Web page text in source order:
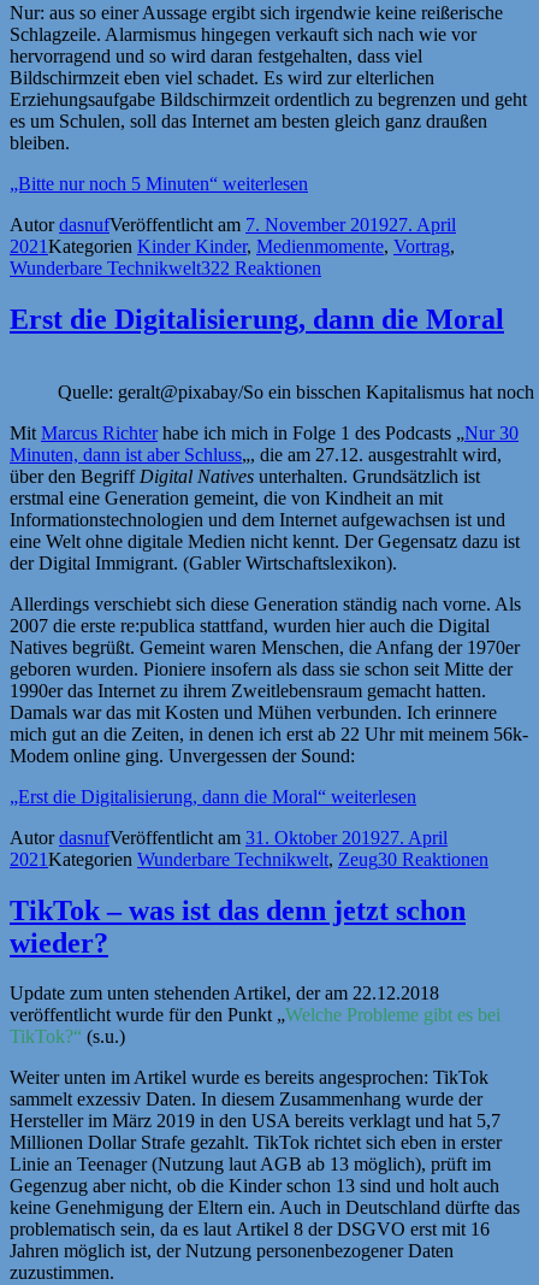
Nur: aus so einer Aussage ergibt sich irgendwie keine reißerische
Schlagzeile. Alarmismus hingegen verkauft sich nach wie vor
hervorragend und so wird daran festgehalten, dass viel
Bildschirmzeit eben viel schadet. Es wird zur elterlichen
Erziehungsaufgabe Bildschirmzeit ordentlich zu begrenzen und geht
es um Schulen, soll das Internet am besten gleich ganz draußen
bleiben.
„Bitte nur noch 5 Minuten“ weiterlesen
AutordasnufVeröffentlicht am 7. November 201927. April
2021Kategorien Kinder Kinder, Medienmomente, Vortrag,
Wunderbare Technikwelt322 Reaktionen
Erst die Digitalisierung, dann die Moral
Quelle: geralt@pixabay/So ein bisschen Kapitalismus hat noch
Mit Marcus Richterhabe ich mich in Folge 1 des Podcasts „Nur 30
Minuten, dann ist aber Schluss„, die am 27.12. ausgestrahlt wird,
über den Begriff Digital Natives unterhalten. Grundsätzlich ist
erstmal eine Generation gemeint, die von Kindheit an mit
Informationstechnologien und dem Internet aufgewachsen ist und
eine Welt ohne digitale Medien nicht kennt. Der Gegensatz dazu ist
der Digital Immigrant. (Gabler Wirtschaftslexikon).
Allerdings verschiebt sich diese Generation ständig nach vorne. Als
2007 die erste re:publica stattfand, wurden hier auch die Digital
Natives begrüßt. Gemeint waren Menschen, die Anfang der 1970er
geboren wurden. Pioniere insofern als dass sie schon seit Mitte der
1990er das Internet zu ihrem Zweitlebensraum gemacht hatten.
Damals war das mit Kosten und Mühen verbunden. Ich erinnere
mich gut an die Zeiten, in denen ich erst ab 22 Uhr mit meinem 56k-
Modem online ging. Unvergessen der Sound:
„Erst die Digitalisierung, dann die Moral“ weiterlesen
AutordasnufVeröffentlicht am 31. Oktober 201927. April
2021Kategorien Wunderbare Technikwelt, Zeug30 Reaktionen
TikTok – was ist das denn jetzt schon
wieder?
Update zum unten stehenden Artikel, der am 22.12.2018
veröffentlicht wurde für den Punkt „Welche Probleme gibt es bei
TikTok?“ (s.u.)
Weiter unten im Artikel wurde es bereits angesprochen: TikTok
sammelt exzessiv Daten. In diesem Zusammenhang wurde der
Hersteller im März 2019 in den USA bereits verklagt und hat 5,7
Millionen Dollar Strafe gezahlt. TikTok richtet sich eben in erster
Linie an Teenager (Nutzung laut AGB ab 13 möglich), prüft im
Gegenzug aber nicht, ob die Kinder schon 13 sind und holt auch
keine Genehmigung der Eltern ein. Auch in Deutschland dürfte das
problematisch sein, da es laut Artikel 8 der DSGVO erst mit 16
Jahren möglich ist, der Nutzung personenbezogener Daten
zuzustimmen.